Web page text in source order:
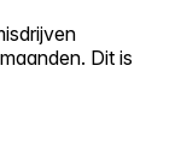
Dit is